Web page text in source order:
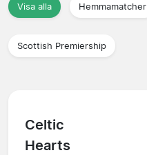
Visa alla Hemmamatcher
Scottish Premiership
Celtic
Hearts